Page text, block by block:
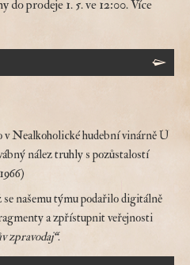
prodeje 1. 5. ve 12:00. Více
v Nealkoholické hudební vinárně U
nález truhly s pozůstalostí
našemu týmu podařilo digitálně
a zpřístupnit veřejnosti
zpravodaj“.